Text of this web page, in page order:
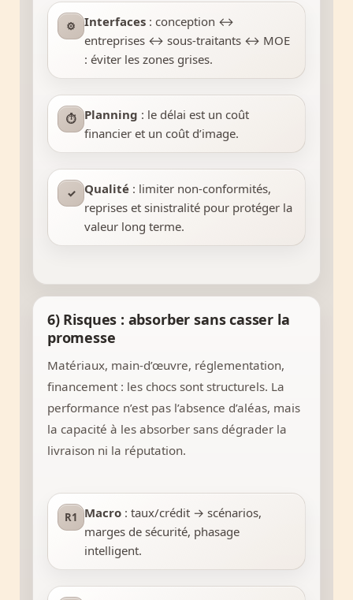
⚙ Interfaces : conception ↔
entreprises ↔ sous-traitants ↔ MOE
: éviter les zones grises.
⏱ Planning : le délai est un coût
financier et un coût d’image.
✓ Qualité : limiter non-conformités,
reprises et sinistralité pour protéger la
valeur long terme.
6) Risques : absorber sans casser la
promesse
Matériaux, main-d’œuvre, réglementation,
financement : les chocs sont structurels. La
performance n’est pas l’absence d’aléas, mais
la capacité à les absorber sans dégrader la
livraison ni la réputation.
R1 Macro : taux/crédit → scénarios,
marges de sécurité, phasage
intelligent.